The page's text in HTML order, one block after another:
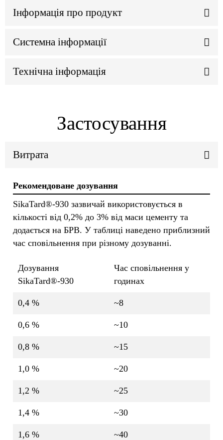
Інформація про продукт
Системна інформації
Технічна інформація
Застосування
Витрата
Рекомендоване дозування
SikaTard®-930 зазвичай використовується в
кількості від 0,2% до 3% від маси цементу та
додається на БРВ. У таблиці наведено приблизний
час сповільнення при різному дозуванні.
Дозування
SikaTard®-930
Час сповільнення у
годинах
0,4 % ~8
0,6 % ~10
0,8 % ~15
1,0 % ~20
1,2 % ~25
1,4 % ~30
1,6 % ~40